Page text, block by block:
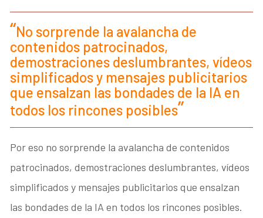
No sorprende la avalancha de
contenidos patrocinados,
demostraciones deslumbrantes, vídeos
simplificados y mensajes publicitarios
que ensalzan las bondades de la IA en
todos los rincones posibles
Por eso no sorprende la avalancha de contenidos
patrocinados, demostraciones deslumbrantes, vídeos
simplificados y mensajes publicitarios que ensalzan
las bondades de la IA en todos los rincones posibles.